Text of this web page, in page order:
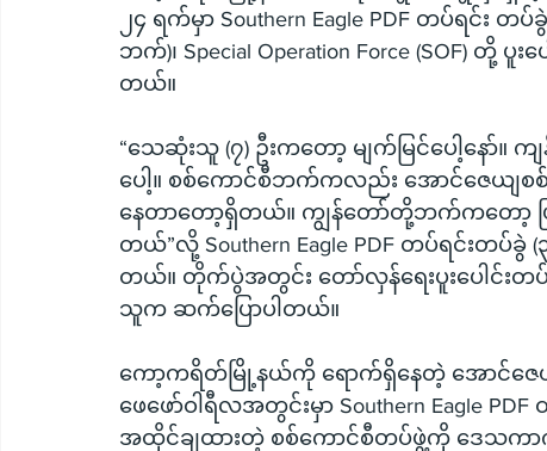
၂၄ ရက်မှာ Southern Eagle PDF တပ်ရင်း တပ်ခွဲ
ဘက်)၊ Special Operation Force (SOF) တို့
တယ်။
“သေဆုံးသူ (၇) ဦးကတော့ မျက်မြင်ပေါ့နော်။
ပေါ့။ စစ်ကောင်စီဘက်ကလည်း အောင်ဇေယျစ
နေတာတော့ရှိတယ်။ ကျွန်တော်တို့ဘက်ကတော့
တယ်”လို့ Southern Eagle PDF တပ်ရင်းတပ်ခွဲ
တယ်။ တိုက်ပွဲအတွင်း တော်လှန်ရေးပူးပေါင်
သူက ဆက်ပြောပါတယ်။
ကော့ကရိတ်မြို့နယ်ကို ရောက်ရှိနေတဲ့ အောင်ဇေယ
ဖေဖော်ဝါရီလအတွင်းမှာ Southern Eagle
အထိုင်ချထားတဲ့ စစ်ကောင်စီတပ်ဖွဲ့ကို ဒေသက